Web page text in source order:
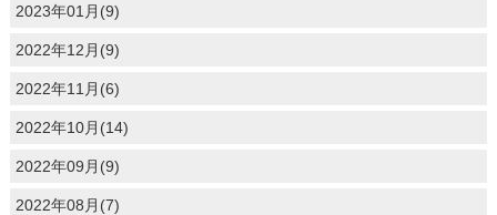
2023年01月(9)
2022年12月(9)
2022年11月(6)
2022年10月(14)
2022年09月(9)
2022年08月(7)